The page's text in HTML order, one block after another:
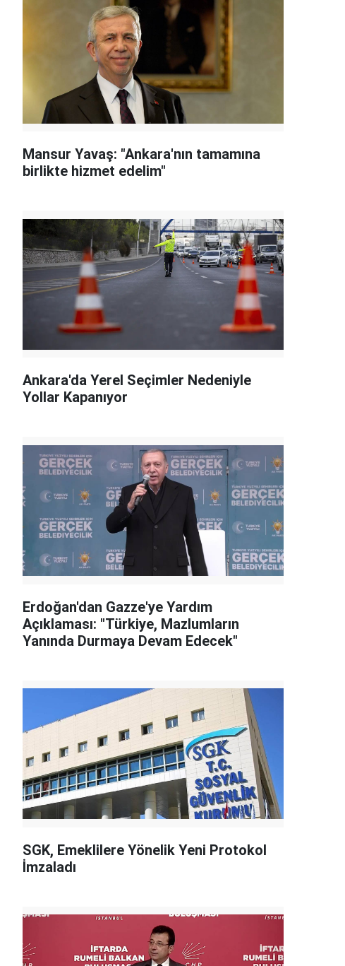
Mansur Yavaş: "Ankara'nın tamamına
birlikte hizmet edelim"
Ankara'da Yerel Seçimler Nedeniyle
Yollar Kapanıyor
Erdoğan'dan Gazze'ye Yardım
Açıklaması: "Türkiye, Mazlumların
Yanında Durmaya Devam Edecek"
SGK, Emeklilere Yönelik Yeni Protokol
İmzaladı